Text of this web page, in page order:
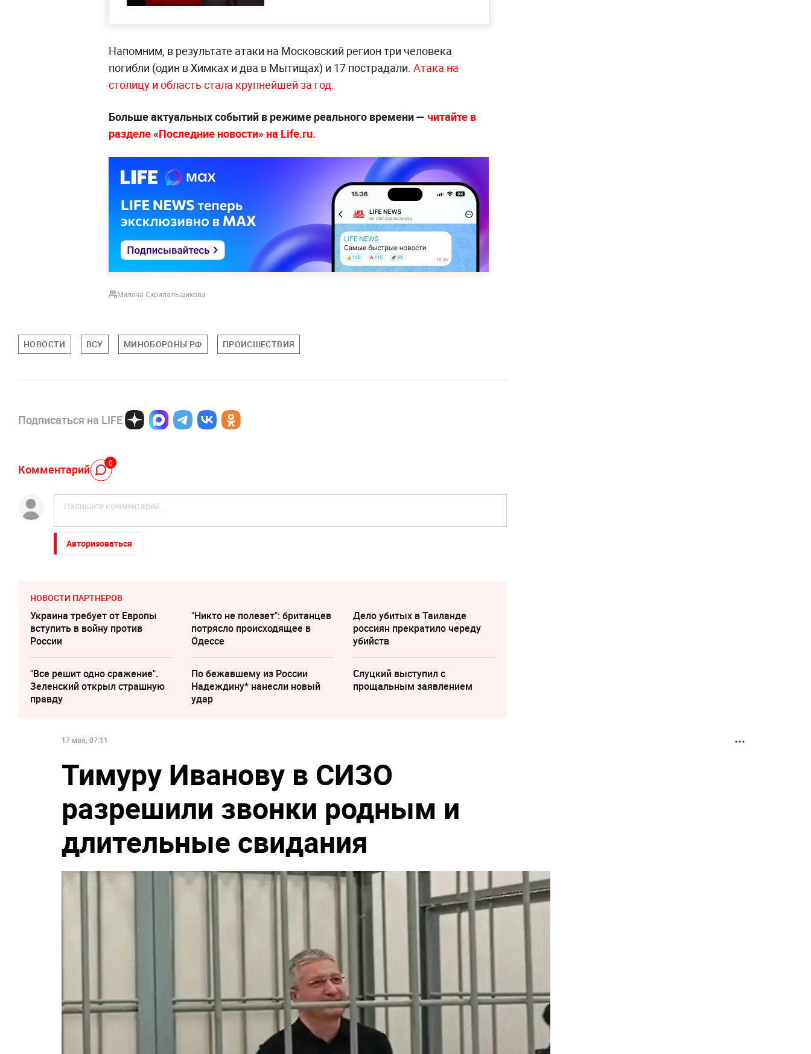
Напомним, в результате атаки на Московский регион три человека
погибли (один в Химках и два в Мытищах) и 17 пострадали. Атака на
столицу и область стала крупнейшей за год.
Больше актуальных событий в режиме реального времени — читайте в
разделе «Последние новости» на Life.ru.
Милена Скрипальщикова
НОВОСТИ ВСУ МИНОБОРОНЫ РФ ПРОИСШЕСТВИЯ
Подписаться на LIFE
Комментарий 0
Авторизоваться
НОВОСТИ ПАРТНЕРОВ
Украина требует от Европы
вступить в войну против
России
"Никто не полезет": британцев
потрясло происходящее в
Одессе
Дело убитых в Таиланде
россиян прекратило череду
убийств
"Все решит одно сражение".
Зеленский открыл страшную
правду
По бежавшему из России
Надеждину* нанесли новый
удар
Слуцкий выступил с
прощальным заявлением
17 мая, 07:11
Тимуру Иванову в СИЗО
разрешили звонки родным и
длительные свидания